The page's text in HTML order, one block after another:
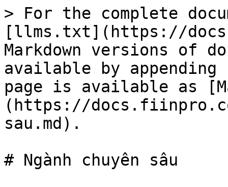
> For the complete
[llms.txt](https://
Markdown versions of
available by
page is available as
(https://
sau.md).
# Ngành chuyên sâu